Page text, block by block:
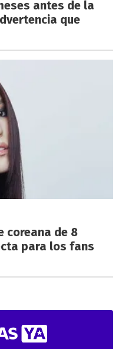
antes de la
que
coreana de 8
para los fans